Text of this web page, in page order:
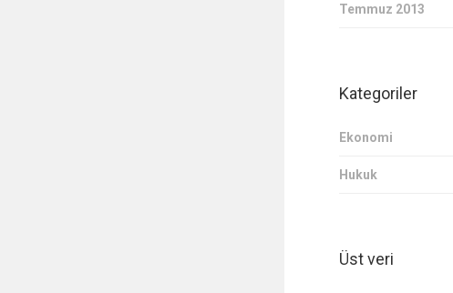
Temmuz 2013
Kategoriler
Ekonomi
Hukuk
Üst veri